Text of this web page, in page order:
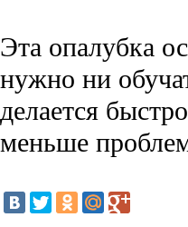
Эта опалубка
нужно ни
делается
меньше